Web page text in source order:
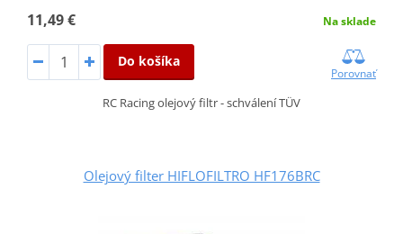
11,49 € Na sklade
Do košíka
Porovnať
RC Racing olejový filtr - schválení TÜV
Olejový filter HIFLOFILTRO HF176BRC